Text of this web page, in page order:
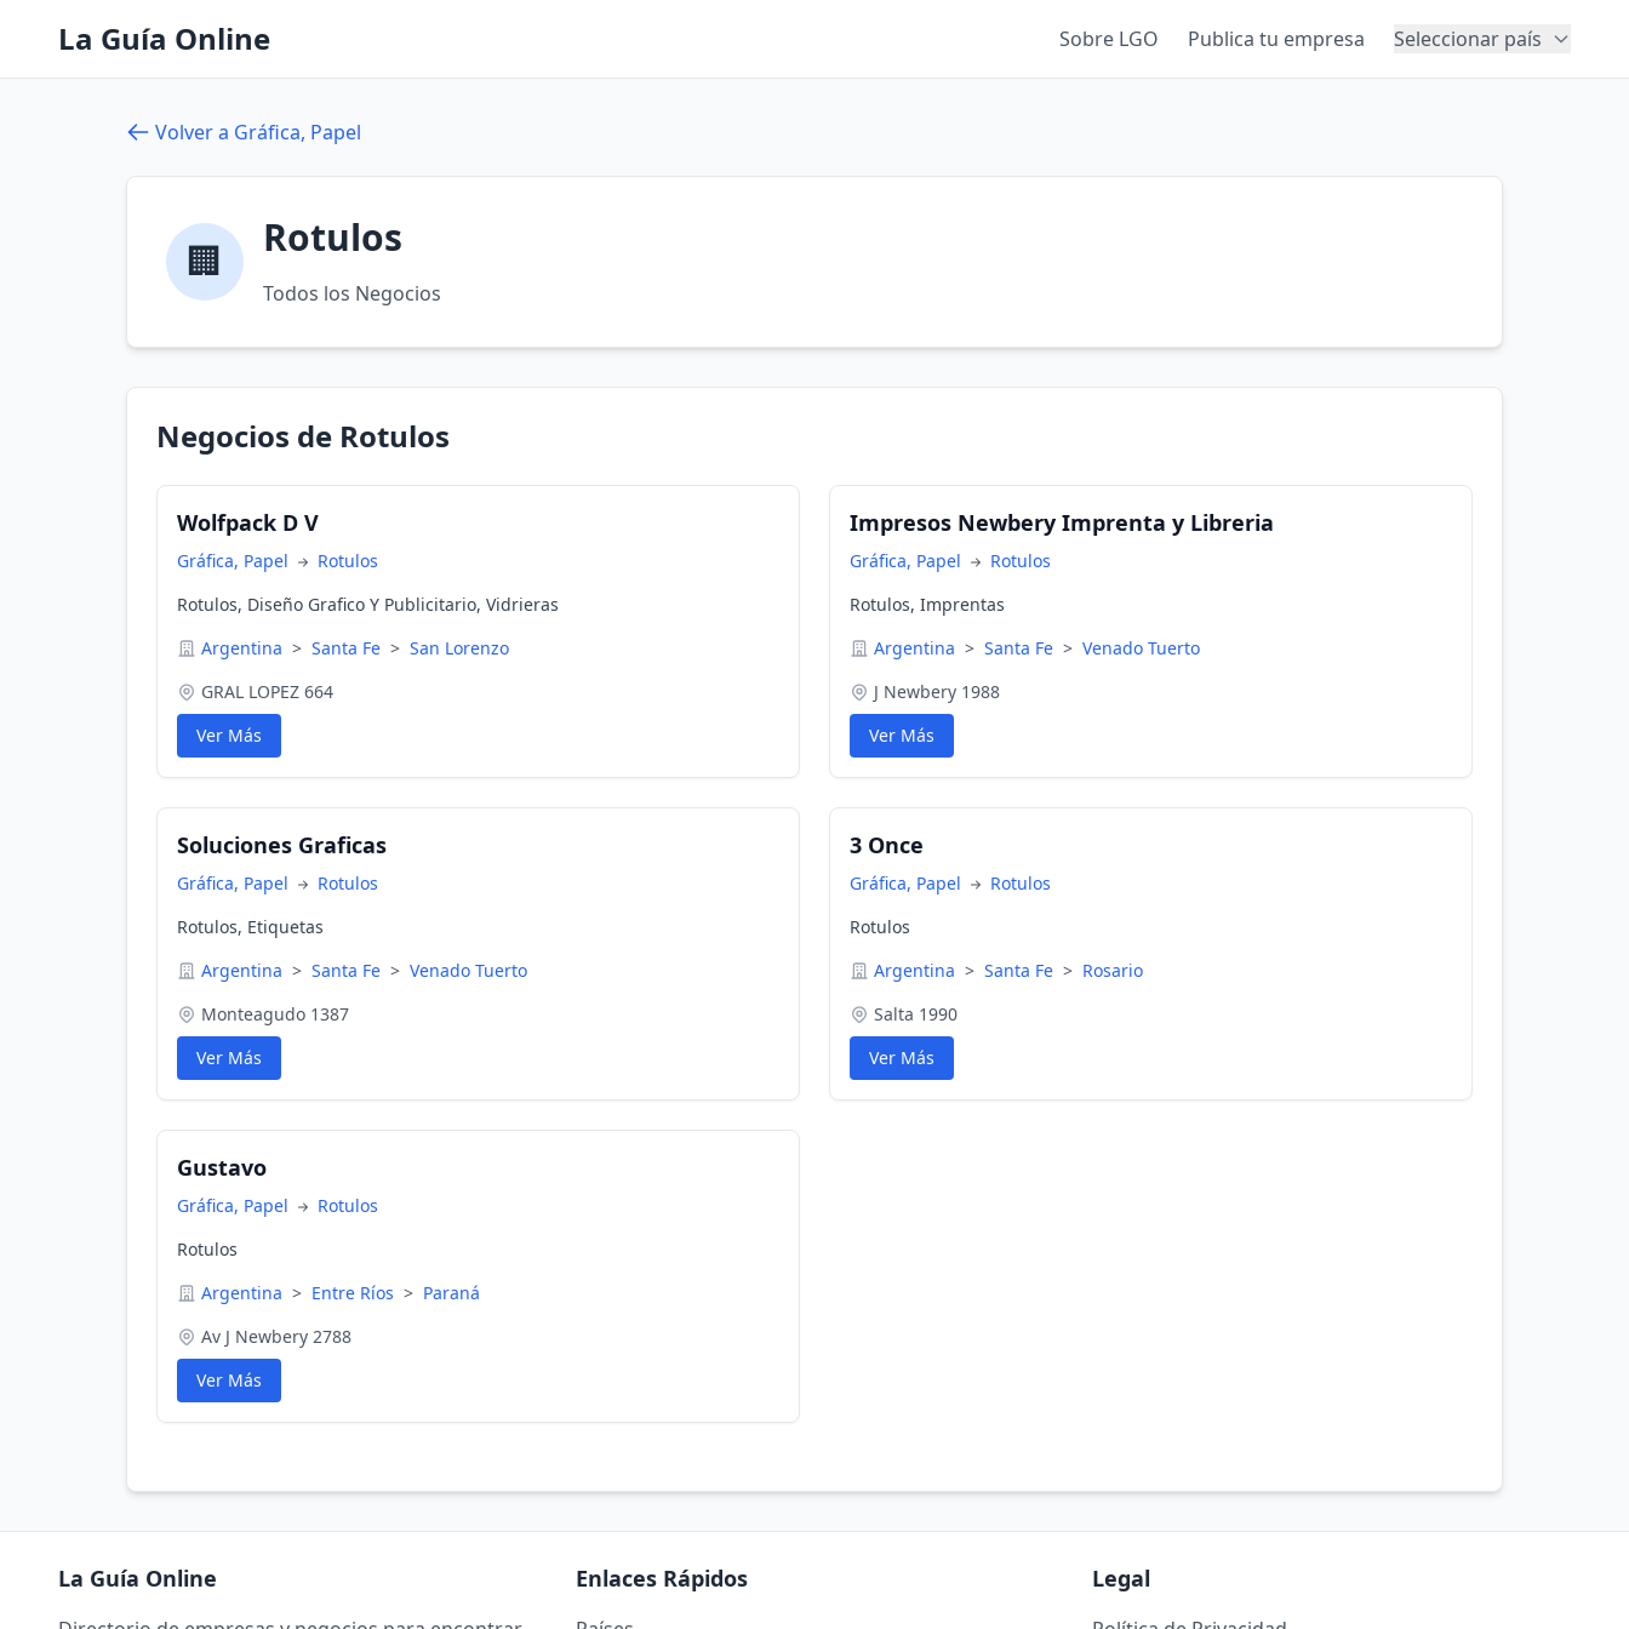
La Guía Online Sobre LGO Publica tu empresa Seleccionar país
Volver a Gráfica, Papel
🏢 Rotulos
Todos los Negocios
Negocios de Rotulos
Wolfpack D V
Gráfica, Papel
Rotulos
Rotulos, Diseño Grafico Y Publicitario, Vidrieras
Argentina > Santa Fe > San Lorenzo
GRAL LOPEZ 664
Ver Más
Impresos Newbery Imprenta y Libreria
Gráfica, Papel
Rotulos
Rotulos, Imprentas
Argentina > Santa Fe > Venado Tuerto
J Newbery 1988
Ver Más
Soluciones Graficas
Gráfica, Papel
Rotulos
Rotulos, Etiquetas
Argentina > Santa Fe > Venado Tuerto
Monteagudo 1387
Ver Más
3 Once
Gráfica, Papel
Rotulos
Rotulos
Argentina > Santa Fe > Rosario
Salta 1990
Ver Más
Gustavo
Gráfica, Papel
Rotulos
Rotulos
Argentina > Entre Ríos > Paraná
Av J Newbery 2788
Ver Más
La Guía Online Enlaces Rápidos Legal